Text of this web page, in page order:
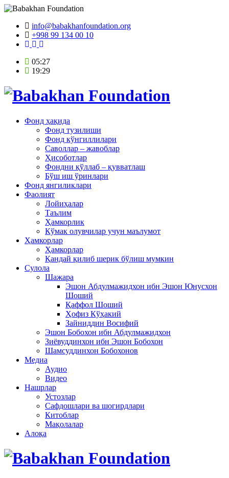
info@babakhanfoundation.org
+998 99 134 00 10
05:27
19:29
Фонд ҳақида
Фонд тузилиши
Фонд кўнгиллилари
Саволлар – жавоблар
Ҳисоботлар
Фондни қўллаб – қувватлаш
Бўш иш ўринлари
Фонд янгиликлари
Фаолият
Лойиҳалар
Таълим
Ҳамкорлик
Кўмак олувчилар учун маълумот
Ҳамкорлар
Ҳамкорлар
Қандай қилиб шерик бўлиш мумкин
Сулола
Шажара
Эшон Абдулмажидхон ибн Эшон Юнусхон
Шоший
Қаффол Шоший
Ҳофиз Кўҳакий
Зайниддин Восифий
Эшон Бобохон ибн Абдулмажидхон
Зиёвуддинхон ибн Эшон Бобохон
Шамсуддинхон Бобохонов
Медиа
Аудио
Видео
Нашрлар
Устозлар
Сафдошлари ва шогирдлари
Китоблар
Мақолалар
Алоқа